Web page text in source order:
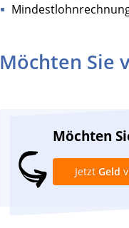
Möchten Sie
Möchten
Jetzt Geld